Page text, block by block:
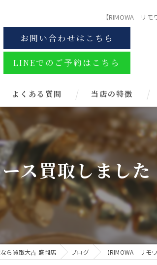
【RIMOWA リモ
お問い合わせはこちら
LINEでのご予約はこちら
よくある質問 当店の特徴
ブランド
お酒
金券
時計
ス買取しました
ら買取大吉 盛岡店 ブログ 【RIMOWA リモ